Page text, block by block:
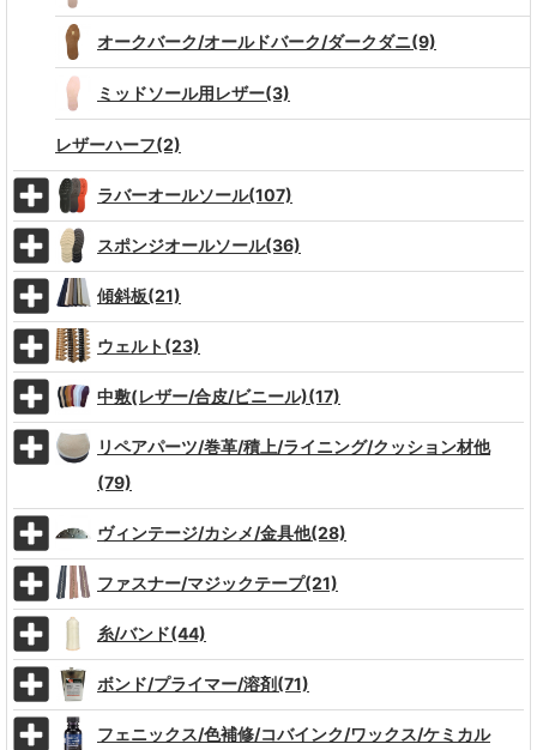
オークバーク/オールドバーク/ダークダニ(9)
ミッドソール用レザー(3)
レザーハーフ(2)
ラバーオールソール(107)
スポンジオールソール(36)
傾斜板(21)
ウェルト(23)
中敷(レザー/合皮/ビニール)(17)
リペアパーツ/巻革/積上/ライニング/クッション材他
(79)
ヴィンテージ/カシメ/金具他(28)
ファスナー/マジックテープ(21)
糸/バンド(44)
ボンド/プライマー/溶剤(71)
フェニックス/色補修/コバインク/ワックス/ケミカル